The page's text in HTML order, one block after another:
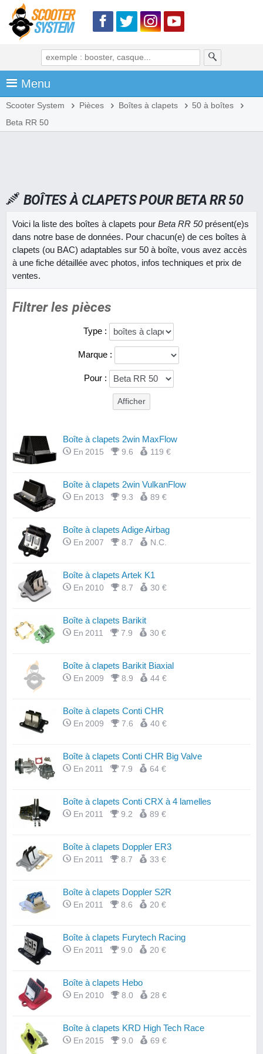
Menu
Scooter System Pièces Boîtes à clapets
50 à boîtes
Beta RR 50
BOÎTES À CLAPETS POUR BETA RR 50
Voici la liste des boîtes à clapets pour Beta RR 50présent(e)s
dans notre base de données. Pour chacun(e) de ces boîtes à
clapets (ou BAC) adaptables sur 50 à boîte, vous avez accès
à une fiche détaillée avec photos, infos techniques et prix de
ventes.
Filtrer les pièces
Type :
Marque :
Pour :
Boîte à clapets 2win MaxFlow
En 2015 9.6 119 €
Boîte à clapets 2win VulkanFlow
En 2013 9.3 89 €
Boîte à clapets Adige Airbag
En 2007 8.7 N.C.
Boîte à clapets Artek K1
En 2010 8.7 30 €
Boîte à clapets Barikit
En 2011 7.9 30 €
Boîte à clapets Barikit Biaxial
En 2009 8.9 44 €
Boîte à clapets Conti CHR
En 2009 7.6 40 €
Boîte à clapets Conti CHR Big Valve
En 2011 7.9 64 €
Boîte à clapets Conti CRX à 4 lamelles
En 2011 9.2 89 €
Boîte à clapets Doppler ER3
En 2011 8.7 33 €
Boîte à clapets Doppler S2R
En 2011 8.6 20 €
Boîte à clapets Furytech Racing
En 2011 9.0 20 €
Boîte à clapets Hebo
En 2010 8.0 28 €
Boîte à clapets KRD High Tech Race
En 2015 9.0 69 €